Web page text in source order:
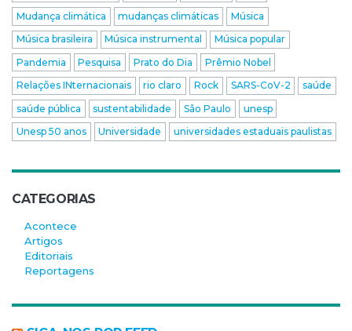
Mudança climática
mudanças climáticas
Música
Música brasileira
Música instrumental
Música popular
Pandemia
Pesquisa Prato do Dia
Prêmio Nobel
Relações INternacionais
rio claro Rock SARS-CoV-2
saúde
saúde pública
sustentabilidade São Paulo
unesp
Unesp 50 anos
Universidade universidades estaduais paulistas
CATEGORIAS
Acontece
Artigos
Editoriais
Reportagens